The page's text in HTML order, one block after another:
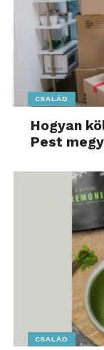
Forrás: Rama
talál a
technológiai
Facebookonis!
CSALÁD
Hogyan
Pest
CSALÁD